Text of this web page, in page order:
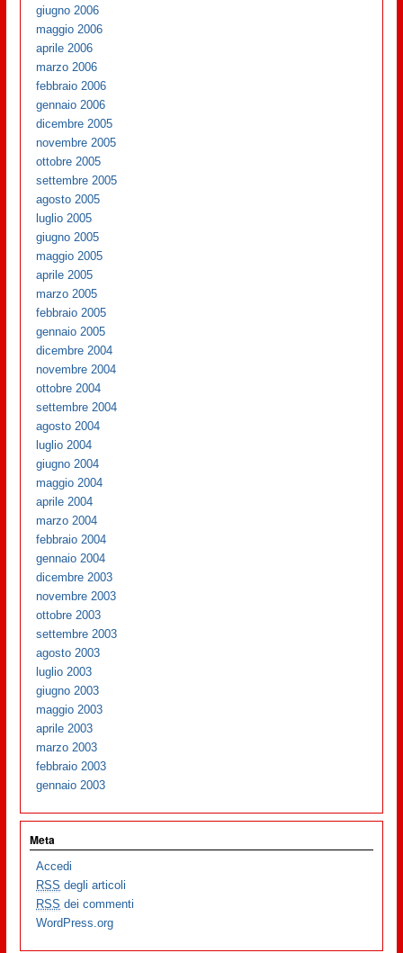
giugno 2006
maggio 2006
aprile 2006
marzo 2006
febbraio 2006
gennaio 2006
dicembre 2005
novembre 2005
ottobre 2005
settembre 2005
agosto 2005
luglio 2005
giugno 2005
maggio 2005
aprile 2005
marzo 2005
febbraio 2005
gennaio 2005
dicembre 2004
novembre 2004
ottobre 2004
settembre 2004
agosto 2004
luglio 2004
giugno 2004
maggio 2004
aprile 2004
marzo 2004
febbraio 2004
gennaio 2004
dicembre 2003
novembre 2003
ottobre 2003
settembre 2003
agosto 2003
luglio 2003
giugno 2003
maggio 2003
aprile 2003
marzo 2003
febbraio 2003
gennaio 2003
Meta
Accedi
RSS degli articoli
RSS dei commenti
WordPress.org